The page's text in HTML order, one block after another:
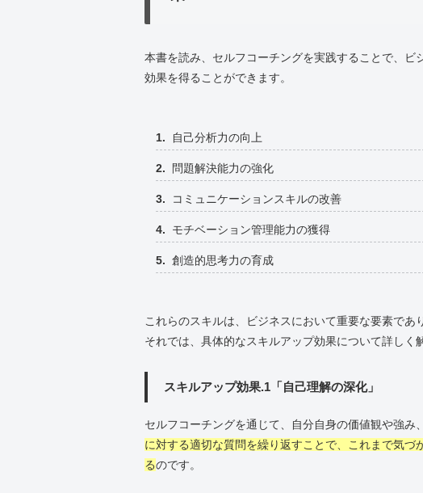
本書を読み、セルフコーチングを実践することで、
効果を得ることができます。
自己分析力の向上
問題解決能力の強化
コミュニケーションスキルの改善
モチベーション管理能力の獲得
創造的思考力の育成
これらのスキルは、ビジネスにおいて重要な要素であ
それでは、具体的なスキルアップ効果について詳しく
スキルアップ効果.1「自己理解の深化」
セルフコーチングを通じて、自分自身の価値観や強み
に対する適切な質問を繰り返すことで、これまで気づ
るのです。